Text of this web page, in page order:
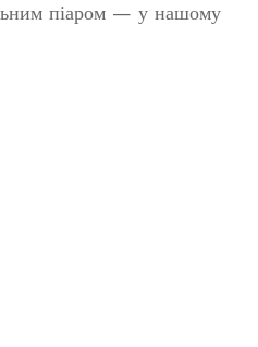
піаром — у нашому